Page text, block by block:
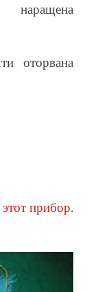
оторвана
этот прибор.